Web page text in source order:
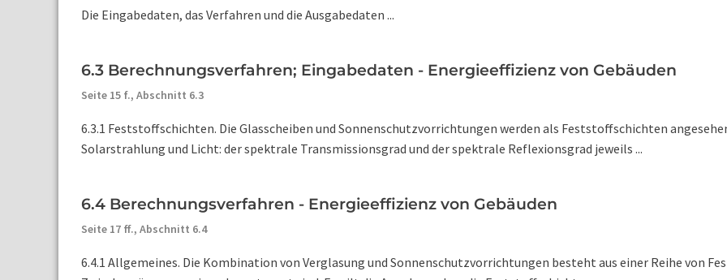
Die Eingabedaten, das Verfahren und die Ausgabedaten ...
6.3 Berechnungsverfahren; Eingabedaten - Energieeffizienz von Gebäuden
Seite 15 f., Abschnitt 6.3
6.3.1 Feststoffschichten. Die Glasscheiben und Sonnenschutzvorrichtungen werden als Feststoffschichten
Solarstrahlung und Licht: der spektrale Transmissionsgrad und der spektrale Reflexionsgrad jeweils ...
6.4 Berechnungsverfahren - Energieeffizienz von Gebäuden
Seite 17 ff., Abschnitt 6.4
6.4.1 Allgemeines. Die Kombination von Verglasung und Sonnenschutzvorrichtungen besteht aus einer Reihe von